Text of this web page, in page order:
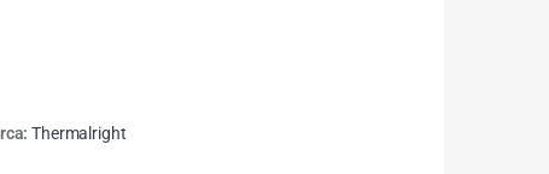
Thermalright